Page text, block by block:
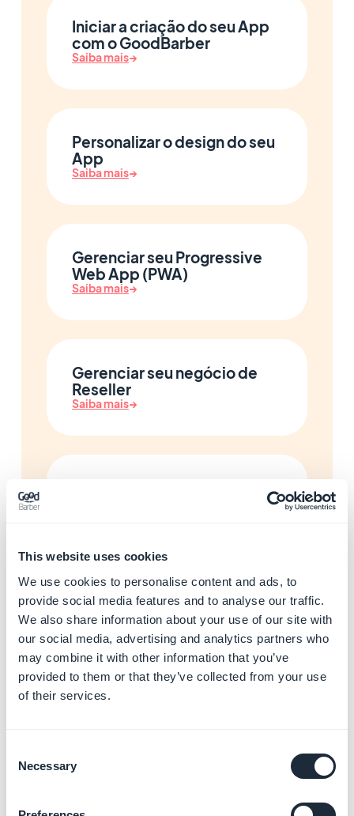
This website uses cookies
We use cookies to personalise content and ads, to
provide social media features and to analyse our traffic.
We also share information about your use of our site with
our social media, advertising and analytics partners who
may combine it with other information that you’ve
provided to them or that they’ve collected from your use
of their services.
Selection
Necessary
Iniciar a criação do seu App
com o GoodBarber
Saiba mais→
Personalizar o design do seu
App
Saiba mais→
Gerenciar seu Progressive
Web App (PWA)
Saiba mais→
Gerenciar seu negócio de
Reseller
Saiba mais→
Publicar seus aplicativos iOS
Analisar o público e as
estatísticas do seu App
Saiba mais→